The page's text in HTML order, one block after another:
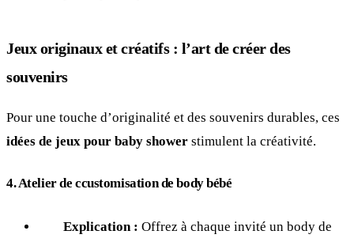
Jeux originaux et créatifs : l’art de créer des
souvenirs
Pour une touche d’originalité et des souvenirs durables, ces
idées de jeux pour baby shower stimulent la créativité.
4. Atelier de ccustomisation de body bébé
Explication : Offrez à chaque invité un body de